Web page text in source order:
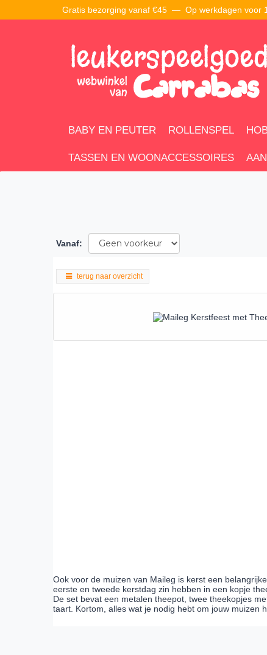
Gratis bezorging vanaf €45 — Op werkdagen voor
BABY EN PEUTER ROLLENSPEL
TASSEN EN WOONACCESSOIRES
Vanaf:
terug naar overzicht
Ook voor de muizen van Maileg is kerst een
eerste en tweede kerstdag zin hebben in een kopje
De set bevat een metalen theepot, twee theekopjes
taart. Kortom, alles wat je nodig hebt om jouw muizen